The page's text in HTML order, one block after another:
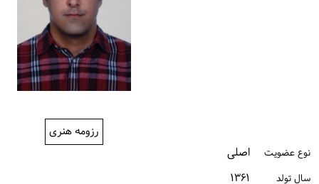
رزومه هنری
نوع عضویت اصلی
سال تولد ۱۳۶۱